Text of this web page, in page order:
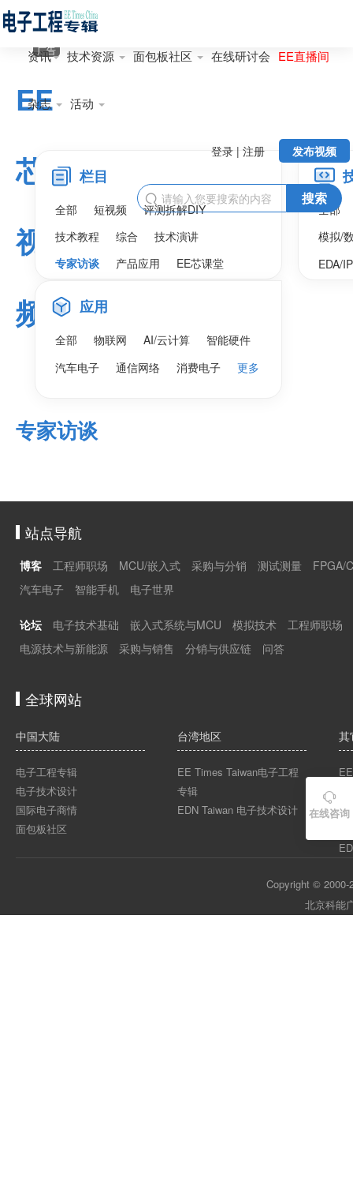
资讯 技术资源 面包板社区 在线研讨会 EE直播间
杂志 活动
发布视频
登录 | 注册
 搜索
EE
芯
视
频
广告
栏目
全部 短视频
评测拆解DIY
技术教程
综合
技术演讲
专家访谈
产品应用 EE芯课堂
全部
模拟/
EDA/
应用
全部 物联网 AI/云计算
智能硬件
汽车电子
通信网络 消费电子 更多
专家访谈
站点导航
博客 工程师职场 MCU/嵌入式 采购与分销 测试测量
FPGA/
汽车电子
智能手机 电子世界
论坛 电子技术基础 嵌入式系统与MCU 模拟技术
工程师职场
电源技术与新能源
采购与销售 分销与供应链 问答
全球网站
中国大陆
电子工程专辑
电子技术设计
国际电子商情
面包板社区
台湾地区
EE Times Taiwan电子工程
专辑
EDN Taiwan 电子技术设计
其
Copyright © 2000-
北京科能

在线咨询